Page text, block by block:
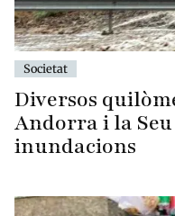
Societat
Diversos
Andorra i la
inundacions